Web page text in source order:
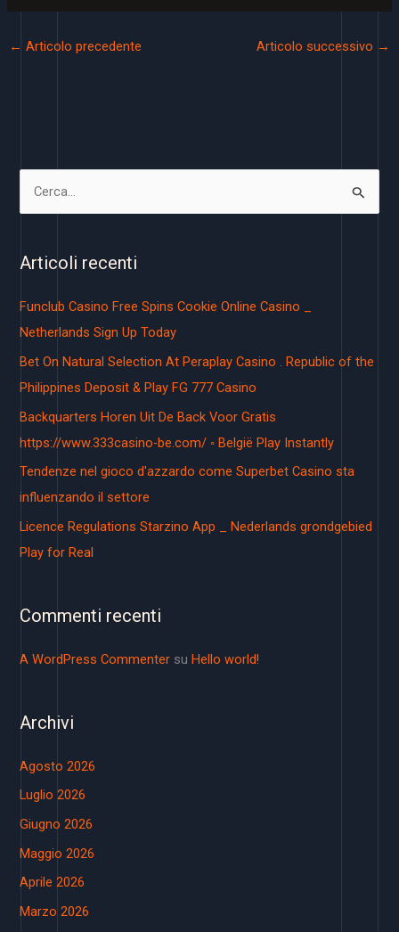
← Articolo precedente Articolo successivo →
c
a
:
Articoli recenti
Funclub Casino Free Spins Cookie Online Casino _
Netherlands Sign Up Today
Bet On Natural Selection At Peraplay Casino . Republic of the
Philippines Deposit & Play FG 777 Casino
Backquarters Horen Uit De Back Voor Gratis
https://www.333casino-be.com/ ◦ België Play Instantly
Tendenze nel gioco d'azzardo come Superbet Casino sta
influenzando il settore
Licence Regulations Starzino App _ Nederlands grondgebied
Play for Real
Commenti recenti
A WordPress Commenter suHello world!
Archivi
Agosto 2026
Luglio 2026
Giugno 2026
Maggio 2026
Aprile 2026
Marzo 2026